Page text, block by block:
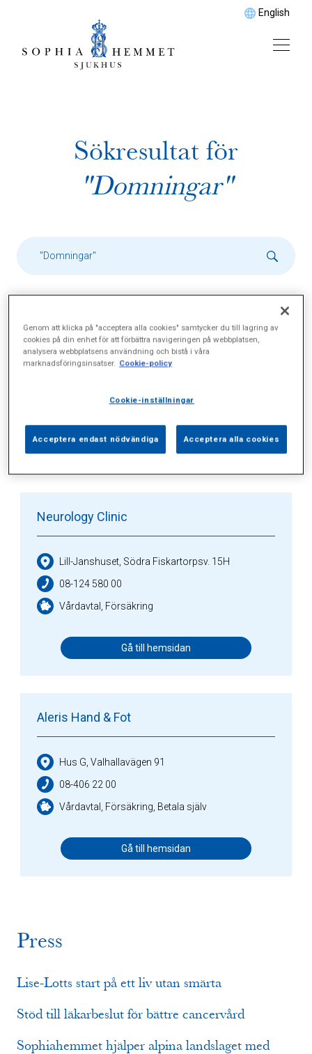
English
Sökresultat för
"Domningar"
Alla (8) Vårdgivare (2) Specialister (0)
Vårdgivare
Neurology Clinic
Lill-Janshuset, Södra Fiskartorpsv. 15H
08-124 580 00
Vårdavtal, Försäkring
Gå till hemsidan
Aleris Hand & Fot
Hus G, Valhallavägen 91
08-406 22 00
Vårdavtal, Försäkring, Betala själv
Gå till hemsidan
Press
Lise-Lotts start på ett liv utan smärta
Stöd till läkarbeslut för bättre cancervård
Sophiahemmet hjälper alpina landslaget med
Genom att klicka på "acceptera alla cookies" samtycker du till lagring av
cookies på din enhet för att förbättra navigeringen på webbplatsen,
analysera webbplatsens användning och bistå i våra
marknadsföringsinsatser. Cookie-policy
Cookie-inställningar
Acceptera endast nödvändiga Acceptera alla cookies